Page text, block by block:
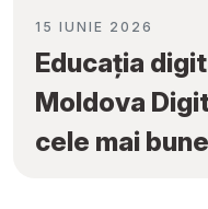
15 IUNIE 2026
Educația
Moldova
cele mai